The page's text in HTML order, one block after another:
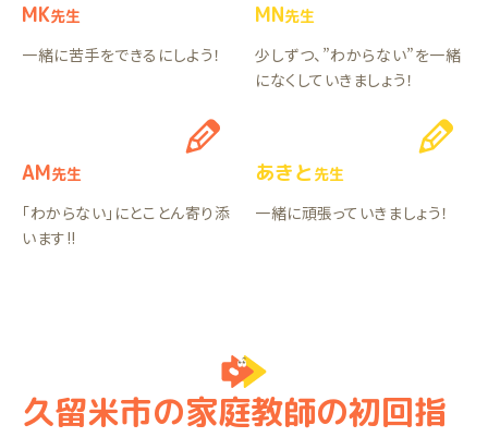
MK先生
一緒に苦手をできるにしよう！
MN先生
少しずつ、”わからない”を一緒
になくしていきましょう！
AM先生
「わからない」にとことん寄り添
います!!
あきと 先生
一緒に頑張っていきましょう！
久留米市の家庭教師の初回指